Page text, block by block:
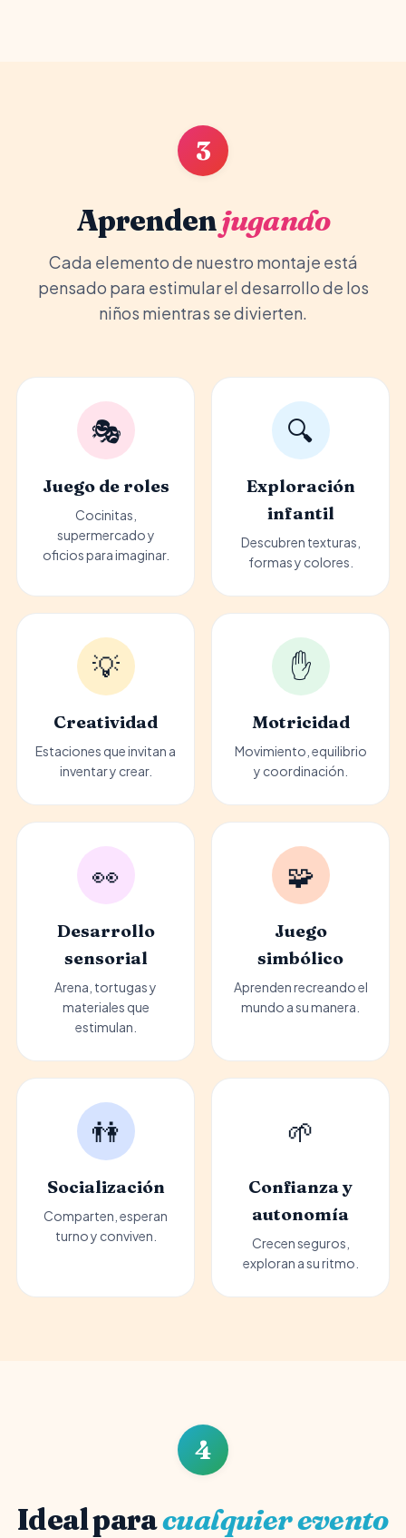
3
Aprendenjugando
Cada elemento de nuestro montaje está
pensado para estimular el desarrollo de los
niños mientras se divierten.
🎭
Juego de roles
Cocinitas,
supermercado y
oficios para imaginar.
🔍
Exploración
infantil
Descubren texturas,
formas y colores.
💡
Creatividad
Estaciones que invitan a
inventar y crear.
✋
Motricidad
Movimiento, equilibrio
y coordinación.
👀
Desarrollo
sensorial
Arena, tortugas y
materiales que
estimulan.
🧩
Juego
simbólico
Aprenden recreando el
mundo a su manera.
👫
Socialización
Comparten, esperan
turno y conviven.
🌱
Confianza y
autonomía
Crecen seguros,
exploran a su ritmo.
4
Ideal paracualquier evento